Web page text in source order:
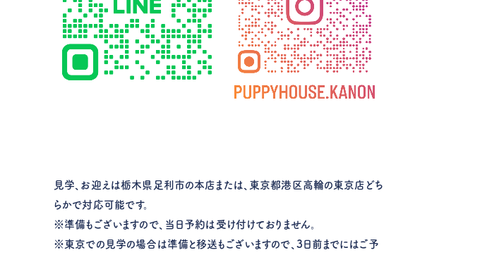
見学、お迎えは栃木県足利市の本店または、東京都港区高輪の東京店どち
らかで対応可能です。
※準備もございますので、当日予約は受け付けておりません。
※東京での見学の場合は準備と移送もございますので、3日前までにはご予